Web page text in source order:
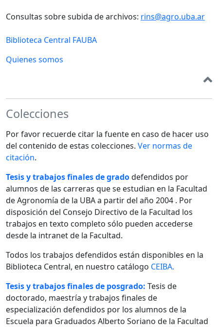
Consultas sobre subida de archivos: rins@agro.uba.ar
Biblioteca Central FAUBA
Quienes somos
Colecciones
Por favor recuerde citar la fuente en caso de hacer uso
del contenido de estas colecciones. Ver normas de
citación.
Tesis y trabajos finales de gradodefendidos por
alumnos de las carreras que se estudian en la Facultad
de Agronomía de la UBA a partir del año 2004 . Por
disposición del Consejo Directivo de la Facultad los
trabajos en texto completo sólo pueden accederse
desde la intranet de la Facultad.
Todos los trabajos defendidos están disponibles en la
Biblioteca Central, en nuestro catálogo CEIBA.
Tesis y trabajos finales de posgrado: Tesis de
doctorado, maestría y trabajos finales de
especialización defendidos por los alumnos de la
Escuela para Graduados Alberto Soriano de la Facultad